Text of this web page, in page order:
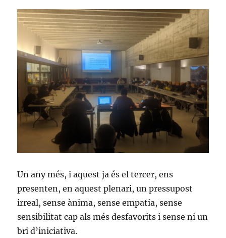
Un any més, i aquest ja és el tercer, ens
presenten, en aquest plenari, un pressupost
irreal, sense ànima, sense empatia, sense
sensibilitat cap als més desfavorits i sense ni un
bri d’iniciativa.